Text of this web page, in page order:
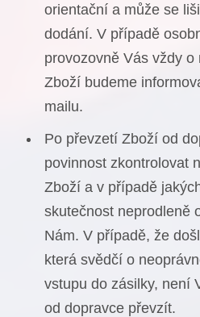
orientační a může se
dodání. V případě
provozovně Vás vždy
Zboží budeme
mailu.
Po převzetí Zboží od
povinnost zkontrolovat
Zboží a v případě
skutečnost neprodleně
Nám. V případě, že
která svědčí o
vstupu do zásilky, není
od dopravce převzít.